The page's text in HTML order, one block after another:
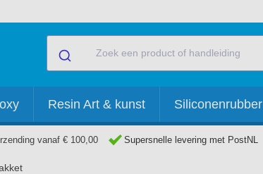
Resin Art & kunst Siliconenrubber
vanaf € 100,00 Supersnelle levering met PostNL